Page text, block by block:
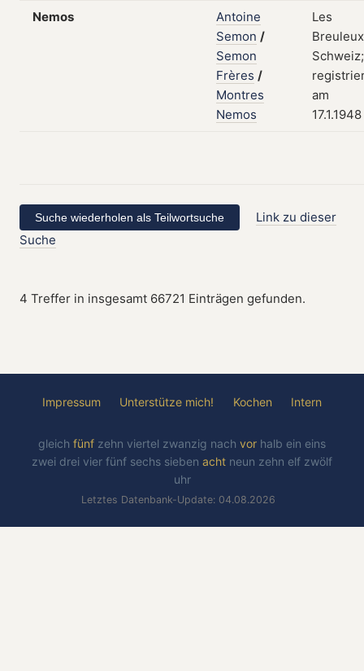
Nemos
Antoine
Semon /
Semon
Frères /
Montres
Nemos
Les
Schweiz;
am
17.1.1948
Link zu dieser
Suche
4 Treffer in insgesamt 66721 Einträgen gefunden.
Impressum Unterstütze mich! Kochen Intern
gleich fünf zehn viertel zwanzig nach vor halb ein eins
zwei drei vier fünf sechs sieben acht neun zehn elf zwölf
uhr
Letztes Datenbank-Update: 04.08.2026